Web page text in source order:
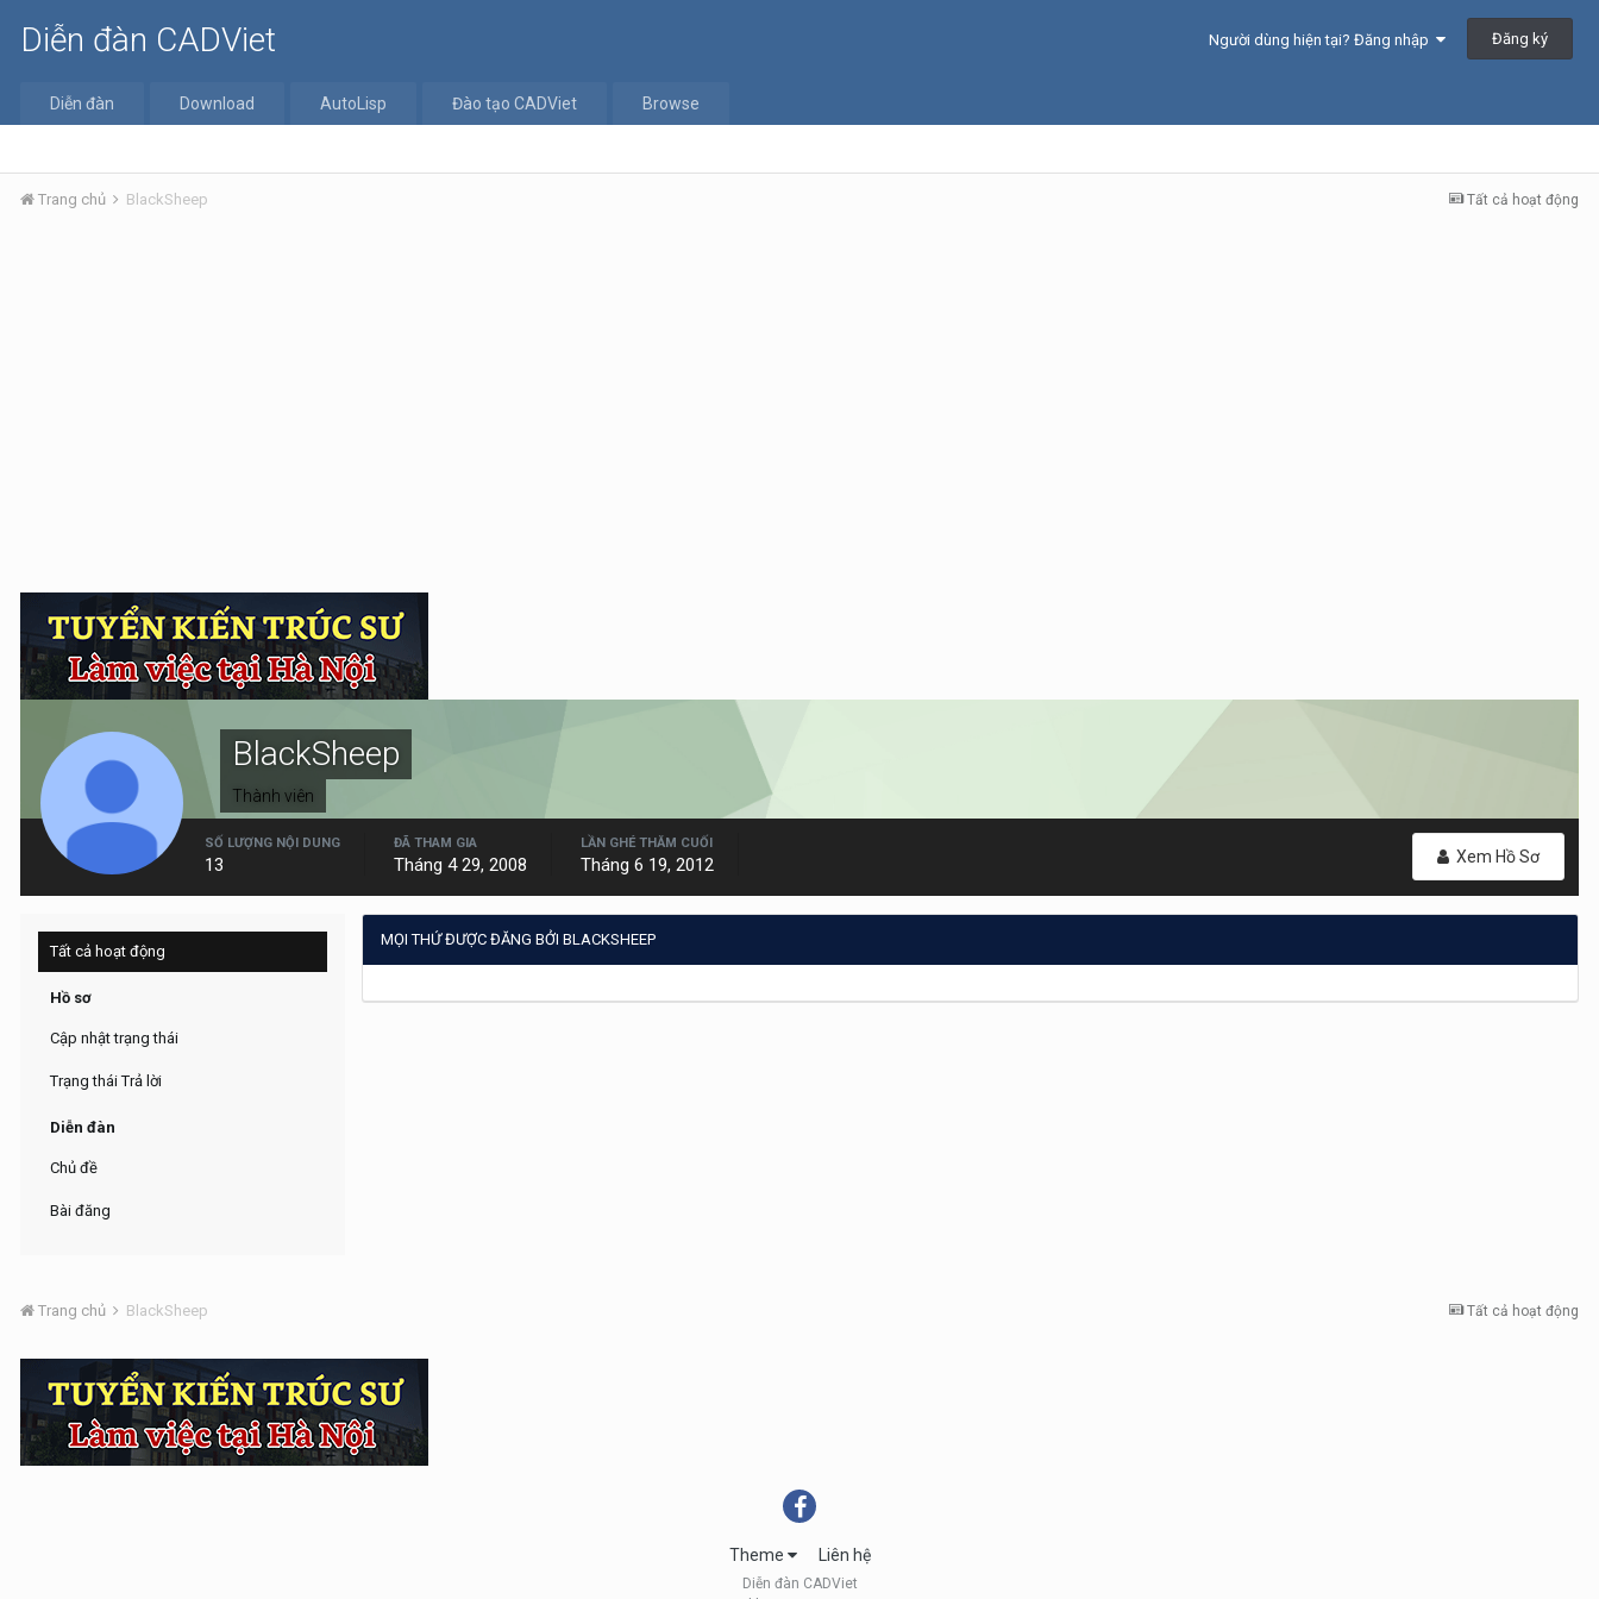
Diễn đàn CADViet Người dùng hiện tại? Đăng nhập Đăng ký
Diễn đàn Download AutoLisp Đào tạo CADViet Browse
Tất cả hoạt động
Trang chủ BlackSheep
BlackSheep
Thành viên
Xem Hồ Sơ
SỐ LƯỢNG NỘI DUNG
13
ĐÃ THAM GIA
Tháng 4 29, 2008
LẦN GHÉ THĂM CUỐI
Tháng 6 19, 2012
Tất cả hoạt động
Hồ sơ
Cập nhật trạng thái
Trạng thái Trả lời
Diễn đàn
Chủ đề
Bài đăng
MỌI THỨ ĐƯỢC ĐĂNG BỞI BLACKSHEEP
Tất cả hoạt động
Trang chủ BlackSheep
Theme Liên hệ
Diễn đàn CADViet